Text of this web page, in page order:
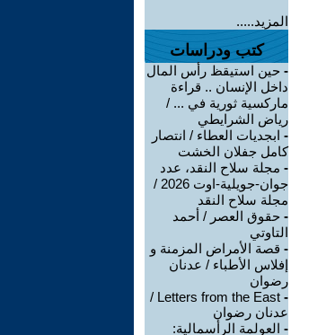
المزيد.....
كتب ودراسات
- حين استيقظ رأس المال
داخل الإنسان .. قراءة
ماركسية ثورية في ... /
رياض الشرايطي
- ابجديات العطاء / انتصار
كامل جفلان الخشت
- مجلة سلاح النقد، عدد
جوان-جويلية-اوت 2026 /
مجلة سلاح النقد
- حقوق العصر / أحمد
التاوتي
- قصة الأمراض المزمنة و
إفلاس الأطباء / عدنان
رضوان
-
Letters from the East /
عدنان رضوان
- العولمة الرأسمالية: